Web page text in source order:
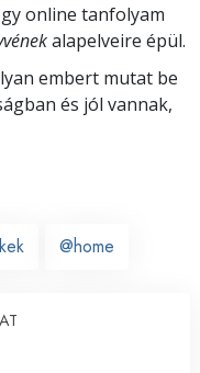
online tanfolyam
alapelveire épül.
embert mutat be
és jól vannak,
@home